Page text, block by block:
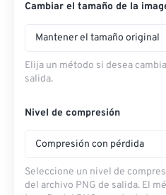
Desde URL
Cambiar el tamaño de la
Mantener el tamaño original
Elija un método si desea
salida.
Nivel de compresión
Compresión con pérdida
Seleccione un nivel de
del archivo PNG de salida. El